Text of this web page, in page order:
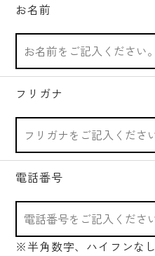
お名前
フリガナ
電話番号
※半角数字、ハイフンなし